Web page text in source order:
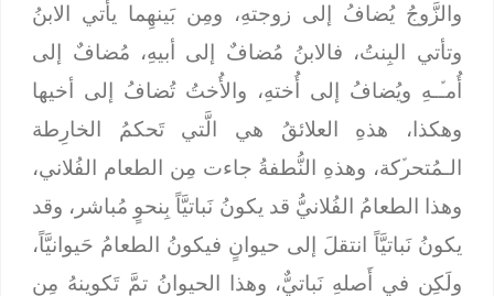
والزَّوجُ يُضافُ إلى زوجتهِ، ومِن بَينهِما يأتي الابنُ
وتأتي البِنتُ، فالابنُ مُضافٌ إلى أبيهِ، مُضافٌ إلى
أُمـﱢـهِ ويُضافُ إلى أُختهِ، والأُختُ تُضافُ إلى أخيها
وهكذا، هذهِ العلائقُ هي الَّتي تَحكمُ الخارِطة
الـمُتحرﱢكة، وهذهِ النُّطفةُ جاءت مِن الطعام الفُلاني،
وهذا الطعامُ الفُلانيُّ قد يكونُ نَباتيَّاً بِنحوٍ مُباشر، وقد
يكونُ نَباتيَّاً انتقلَ إلى حيوانٍ فيكونُ الطعامُ حَيوانيَّاً،
ولَكِن في أَصلهِ نَباتيٌّ، وهذا الحيوانُ تمَّ تَكوينهُ مِن